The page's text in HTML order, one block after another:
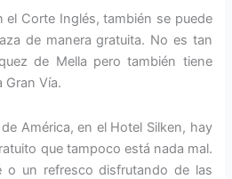
el Corte Inglés, también se puede
de manera gratuita. No es tan
de Mella pero también tiene
Gran Vía.
América, en el Hotel Silken, hay
que tampoco está nada mal.
o un refresco disfrutando de las